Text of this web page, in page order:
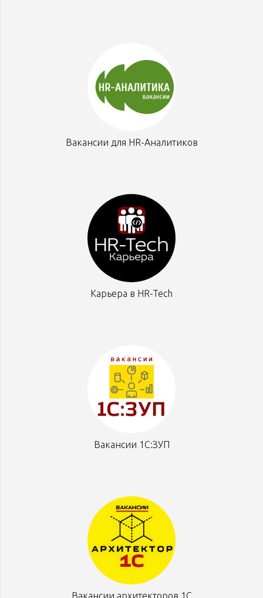
Вакансии для HR-Аналитиков
Карьера в HR-Tech
Вакансии 1С:ЗУП
Вакансии архитекторов 1С